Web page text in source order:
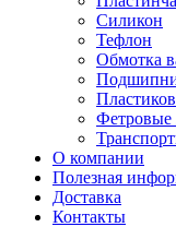
Силикон
Тефлон
Обмотка
Фетровые
О компании
Полезная
Доставка
Контакты